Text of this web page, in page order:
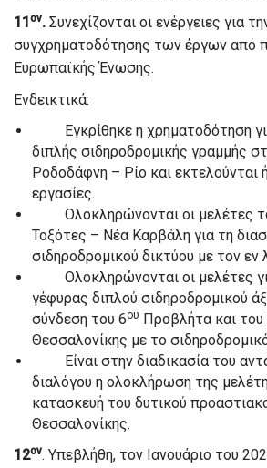
11ον. Συνεχίζονται οι ενέργειες για
συγχρηματοδότησης των έργων από
Ευρωπαϊκής Ένωσης.
Ενδεικτικά:
Εγκρίθηκε η χρηματοδότηση
διπλής σιδηροδρομικής γραμμής
Ροδοδάφνη – Ρίο και εκτελούνται
εργασίες.
Ολοκληρώνονται οι μελέτες
Τοξότες – Νέα Καρβάλη για τη
σιδηροδρομικού δικτύου με τον εν
Ολοκληρώνονται οι μελέτες
γέφυρας διπλού σιδηροδρομικού
σύνδεση του 6ου Προβλήτα και του
Θεσσαλονίκης με το
Είναι στην διαδικασία του
διαλόγου η ολοκλήρωση της
κατασκευή του δυτικού
Θεσσαλονίκης.
12ον. Υπεβλήθη, τον Ιανουάριο του